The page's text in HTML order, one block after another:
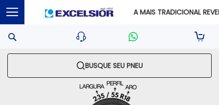
A MAIS TRADICIONAL
Sua
BUSQUE SEU PNEU